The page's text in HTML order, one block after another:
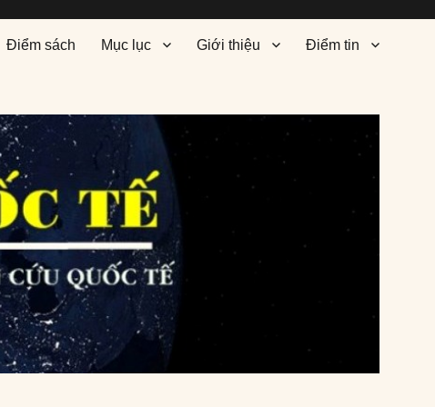
Điểm sách Mục lục Giới thiệu Điểm tin